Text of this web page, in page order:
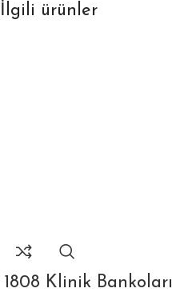
İlgili ürünler
1808 Klinik Bankoları